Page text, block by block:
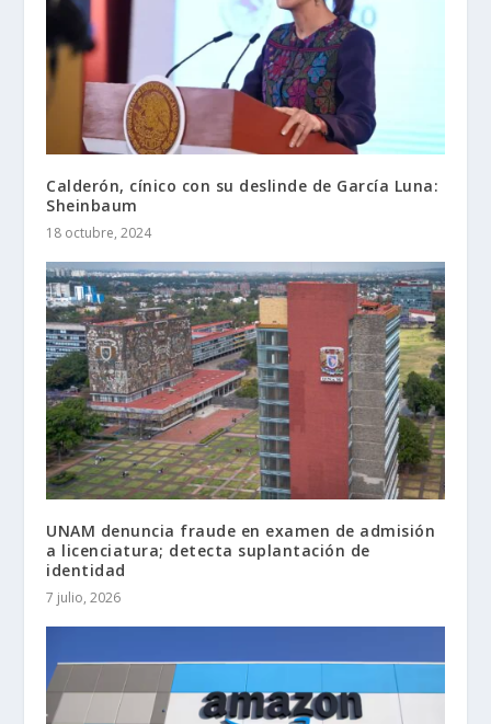
Calderón, cínico con su deslinde de García Luna:
Sheinbaum
18 octubre, 2024
UNAM denuncia fraude en examen de admisión
a licenciatura; detecta suplantación de
identidad
7 julio, 2026